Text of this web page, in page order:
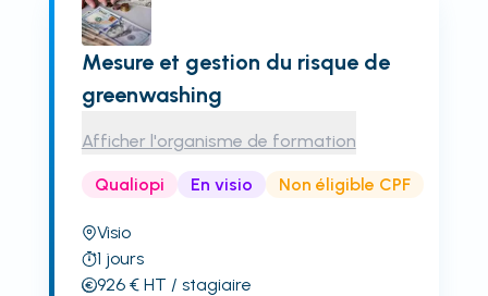
Mesure et gestion du risque de
greenwashing
Afficher l'organisme de formation
Qualiopi En visio Non éligible CPF
Visio
1 jours
926€ HT / stagiaire